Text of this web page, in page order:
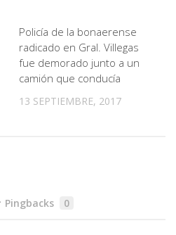
Policía de la bonaerense
radicado en Gral. Villegas
fue demorado junto a un
camión que conducía
13 SEPTIEMBRE, 2017
Pingbacks 0